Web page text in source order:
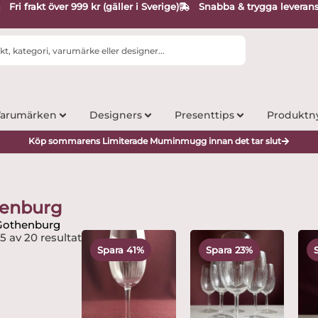
Fri frakt över 999 kr (gäller i Sverige) Snabba & trygga
Designers Presenttips
Köp sommarens Limiterade Muminmugg innan det tar slut
av 20 resultat
Spara 41%
Det
ursprungliga
priset
var:
245 kr.
Det
nuvarande
priset
är:
Spara 23%
Det
ursprungliga
priset
var:
2,995 kr.
Det
är:
2,299 kr.